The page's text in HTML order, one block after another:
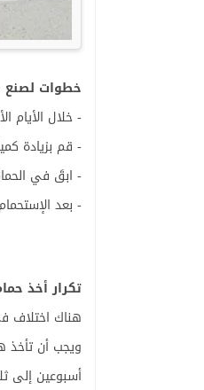
خطوات لصنع
- خلال الأيام
- قم بزيادة
- ابقَ في الحمام لمدة 15 دقيقة على الأقل لتُمتص الملح
- بعد
تكرار أخذ
هناك اختلاف
ويجب أن تأخذ
أسبوعين إلى